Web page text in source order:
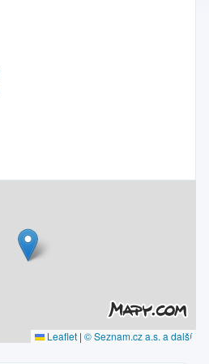
Leaflet | © Seznam.cz a.s. a další